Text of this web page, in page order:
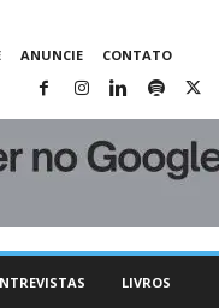
ANUNCIE CONTATO
LIVROS